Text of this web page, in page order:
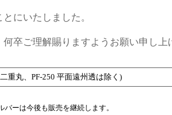
にいたしました。
卒ご理解賜りますようお願い申し上
重丸、PF-250 平面遠州透は除く)
バーは今後も販売を継続します。